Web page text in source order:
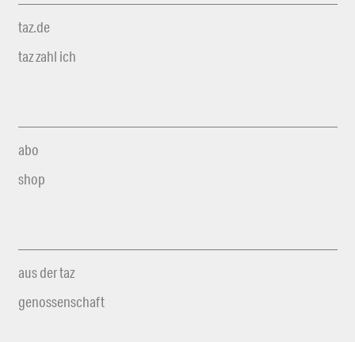
taz.de
taz zahl ich
abo
shop
aus der taz
genossenschaft